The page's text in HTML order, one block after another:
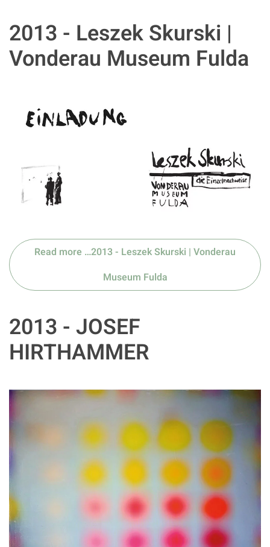
2013 - Leszek Skurski |
Vonderau Museum Fulda
Read more …2013 - Leszek Skurski | Vonderau
Museum Fulda
2013 - JOSEF
HIRTHAMMER